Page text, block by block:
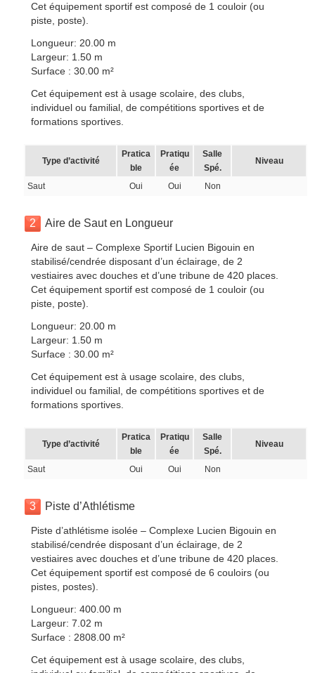
Cet équipement sportif est composé de 1 couloir (ou
piste, poste).
Longueur: 20.00 m
Largeur: 1.50 m
Surface : 30.00 m²
Cet équipement est à usage scolaire, des clubs,
individuel ou familial, de compétitions sportives et de
formations sportives.
Type d’activité
Pratica
ble
Pratiqu
ée
Salle
Spé.
Niveau
Saut Oui Oui Non
2 Aire de Saut en Longueur
Aire de saut – Complexe Sportif Lucien Bigouin en
stabilisé/cendrée disposant d’un éclairage, de 2
vestiaires avec douches et d’une tribune de 420 places.
Cet équipement sportif est composé de 1 couloir (ou
piste, poste).
Longueur: 20.00 m
Largeur: 1.50 m
Surface : 30.00 m²
Cet équipement est à usage scolaire, des clubs,
individuel ou familial, de compétitions sportives et de
formations sportives.
Type d’activité
Pratica
ble
Pratiqu
ée
Salle
Spé.
Niveau
Saut Oui Oui Non
3 Piste d’Athlétisme
Piste d’athlétisme isolée – Complexe Lucien Bigouin en
stabilisé/cendrée disposant d’un éclairage, de 2
vestiaires avec douches et d’une tribune de 420 places.
Cet équipement sportif est composé de 6 couloirs (ou
pistes, postes).
Longueur: 400.00 m
Largeur: 7.02 m
Surface : 2808.00 m²
Cet équipement est à usage scolaire, des clubs,